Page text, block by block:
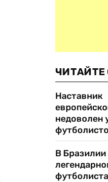
Наставник
недоволен
В